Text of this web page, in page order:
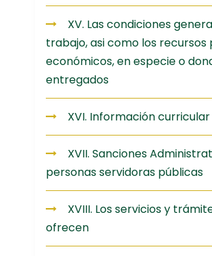
XV. Las condiciones
trabajo, asi como los recursos
económicos, en especie o
entregados
XVI. Información curricular
XVII. Sanciones
personas servidoras públicas
XVIII. Los servicios y
ofrecen